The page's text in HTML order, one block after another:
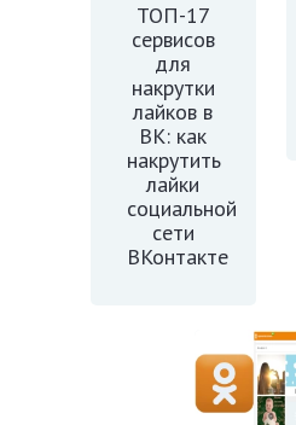
ТОП-17
сервисов
для
накрутки
лайков в
ВК: как
накрутить
лайки
социальной
сети
ВКонтакте